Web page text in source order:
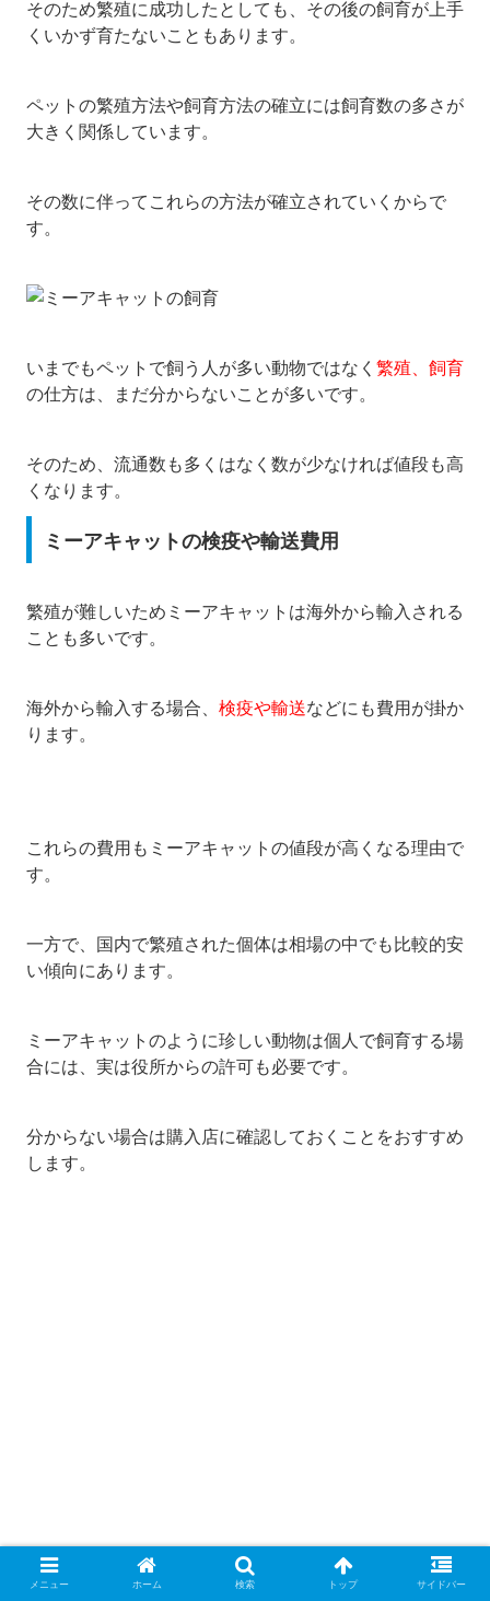
そのため繁殖に成功したとしても、その後の飼育が上手
くいかず育たないこともあります。
ペットの繁殖方法や飼育方法の確立には飼育数の多さが
大きく関係しています。
その数に伴ってこれらの方法が確立されていくからで
す。
いまでもペットで飼う人が多い動物ではなく 繁殖、飼育
の仕方は、まだ分からないことが多いです。
そのため、流通数も多くはなく数が少なければ値段も高
くなります。
ミーアキャットの検疫や輸送費用
繁殖が難しいためミーアキャットは海外から輸入される
ことも多いです。
海外から輸入する場合、 検疫や輸送などにも費用が掛か
ります。
これらの費用もミーアキャットの値段が高くなる理由で
す。
一方で、国内で繁殖された個体は相場の中でも比較的安
い傾向にあります。
ミーアキャットのように珍しい動物は個人で飼育する場
合には、実は役所からの許可も必要です。
分からない場合は購入店に確認しておくことをおすすめ
します。
メニュー ホーム 検索 トップ サイドバー